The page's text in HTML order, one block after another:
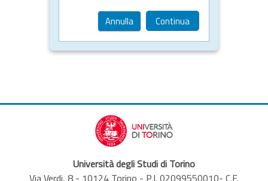
Annulla Continua
Università degli Studi di Torino
Via Verdi, 8 - 10124 Torino - P.I. 02099550010- C.F.